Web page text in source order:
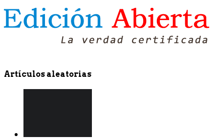
Artículos aleatorias